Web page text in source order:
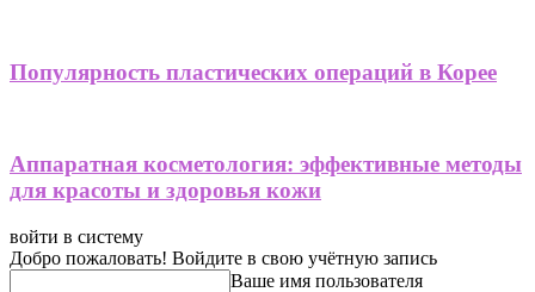
Популярность пластических операций в Корее
Аппаратная косметология: эффективные методы
для красоты и здоровья кожи
войти в систему
Добро пожаловать! Войдите в свою учётную запись
Ваше имя пользователя